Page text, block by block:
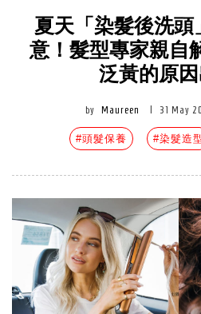
夏天「染髮後洗頭
意！髮型專家親自
泛黃的原
by Maureen 31 May
#頭髮保養 #染髮造